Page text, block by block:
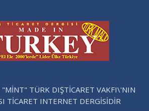
TÜRK DIŞTİCARET VAKFI\'NIN
TİCARET INTERNET DERGİSİDİR